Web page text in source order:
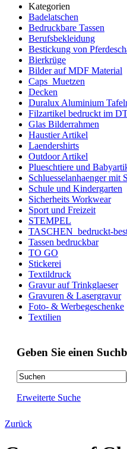
Kategorien
Badelatschen
Bedruckbare Tassen
Berufsbekleidung
Bestickung von
Bierkrüge
Bilder auf MDF Material
Caps_Muetzen
Decken
Duralux Aluminium
Filzartikel bedruckt im
Glas Bilderrahmen
Haustier Artikel
Laendershirts
Outdoor Artikel
Plueschtiere und
Schluesselanhaenger mit
Schule und Kindergarten
Sicherheits Workwear
Sport und Freizeit
STEMPEL
TASCHEN_bedruckt-
Tassen bedruckbar
TO GO
Stickerei
Textildruck
Gravur auf Trinkglaeser
Gravuren & Lasergravur
Foto- & Werbegeschenke
Textilien
Geben Sie einen
Erweiterte Suche
Zurück